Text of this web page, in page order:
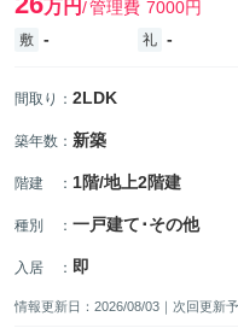
万円 管理費 7000円
敷 - 礼 -
間取り ： 2LDK
築年数 ： 新築
階建 ： 1階/地上2階建
種別 ： 一戸建て･その他
入居 ： 即
情報更新日：2026/08/03｜次回更新